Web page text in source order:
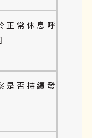
正常休息呼
是否持續發